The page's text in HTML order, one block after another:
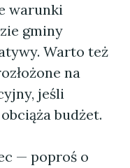
warunki
gminy
Warto też
na
jeśli
budżet.
— poproś o